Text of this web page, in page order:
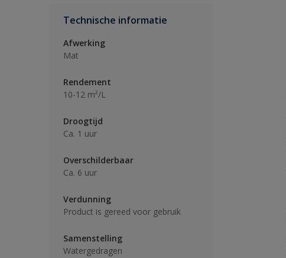
Technische informatie
Afwerking
Mat
Rendement
10-12 m²/L
Droogtijd
Ca. 1 uur
Overschilderbaar
Ca. 6 uur
Verdunning
Product is gereed voor gebruik
Samenstelling
Watergedragen